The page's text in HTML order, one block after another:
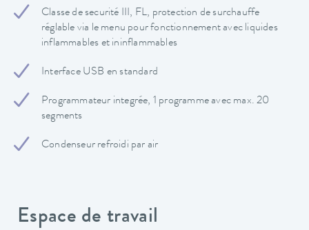
Classe de securité III, FL, protection de surchauffe
réglable via le menu pour fonctionnement avec liquides
inflammables et ininflammables
Interface USB en standard
Programmateur integrée, 1 programme avec max. 20
segments
Condenseur refroidi par air
Espace de travail